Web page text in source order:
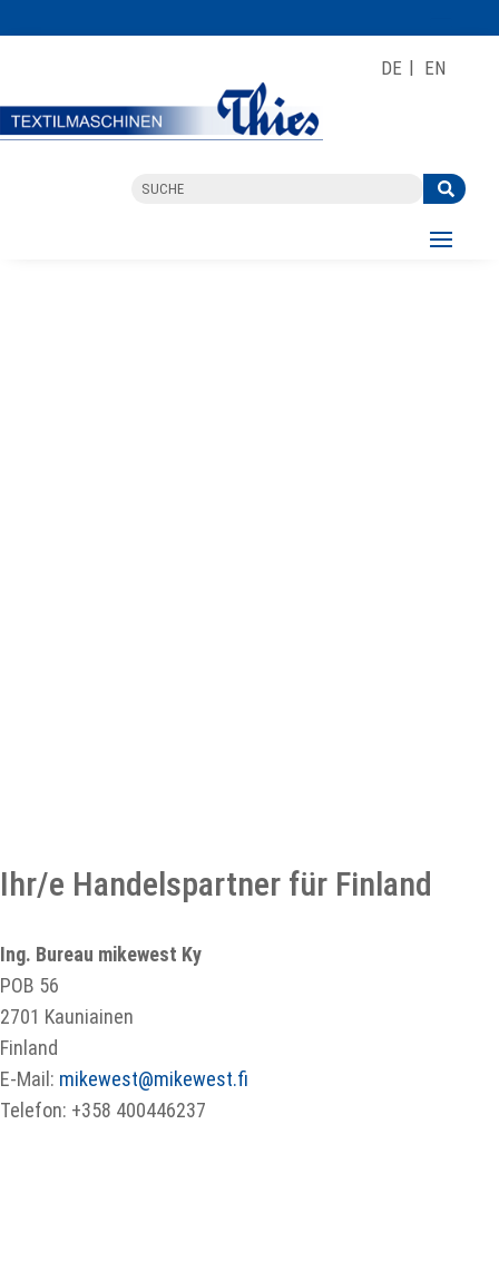
DE EN
Ihr/e Handelspartner für Finland
Ing. Bureau mikewest Ky
POB 56
2701 Kauniainen
Finland
E-Mail: mikewest@mikewest.fi
Telefon: +358 400446237